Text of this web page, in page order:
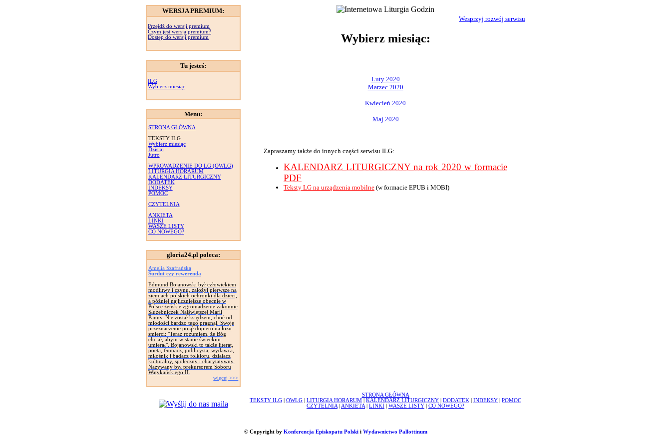
WERSJA PREMIUM:
Przejdź do wersji premium
Czym jest wersja premium?
Dostęp do wersji premium
Tu jesteś:
ILG
Wybierz miesiąc
Menu:
STRONA GŁÓWNA
TEKSTY ILG
Wybierz miesiąc
Dzisiaj
Jutro
WPROWADZENIE DO LG (OWLG)
LITURGIA HORARUM
KALENDARZ LITURGICZNY
DODATEK
INDEKSY
POMOC
CZYTELNIA
ANKIETA
LINKI
WASZE LISTY
CO NOWEGO?
gloria24.pl poleca:
Amelia Szafrańska
Surdut czy rewerenda
Edmund Bojanowski był człowiekiem
modlitwy i czynu, założył pierwsze na
ziemiach polskich ochronki dla dzieci,
a później najliczniejsze obecnie w
Polsce żeńskie zgromadzenie zakonnic
Służebniczek Najświętszej Marii
Panny. Nie został księdzem, choć od
młodości bardzo tego pragnął. Swoje
przeznaczenie pojął dopiero na łożu
smierci: "Teraz rozumiem, że Bóg
chciał, abym w stanie świeckim
umierał". Bojanowski to także literat,
poeta, tłumacz, publicysta, wydawca,
miłośnik i badacz folkloru, działacz
kulturalny, społeczny i charytatywny.
Nazywany był prekursorem Soboru
Watykańskiego II.
więcej >>>
Wesprzyj rozwój serwisu
Wybierz miesiąc:
Luty 2020
Marzec 2020
Kwiecień 2020
Maj 2020
Zapraszamy także do innych części serwisu ILG:
KALENDARZ LITURGICZNY na rok 2020 w formacie
PDF
Teksty LG na urządzenia mobilne (w formacie EPUB i MOBI)
STRONA GŁÓWNA
TEKSTY ILG
OWLG LITURGIA HORARUM KALENDARZ LITURGICZNY DODATEK INDEKSY
POMOC
CZYTELNIA
ANKIETA LINKI WASZE LISTY CO NOWEGO?
© Copyright by Konferencja Episkopatu Polskii Wydawnictwo Pallottinum